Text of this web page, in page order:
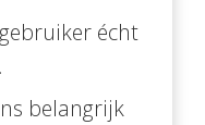
écht
belangrijk